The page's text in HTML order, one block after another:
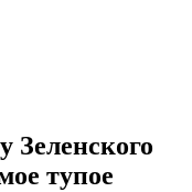
Зеленского
тупое